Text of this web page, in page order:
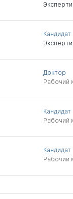
Кандидат
Доктор
Рабочий
Кандидат
Рабочий
Кандидат
Рабочий